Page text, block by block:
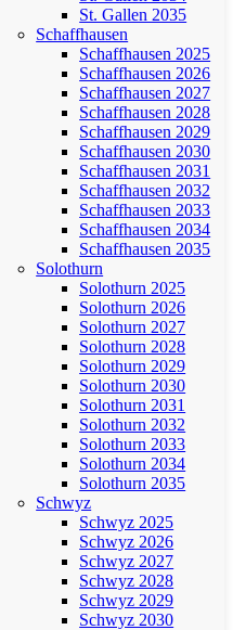
St. Gallen 2035
Schaffhausen
Schaffhausen 2025
Schaffhausen 2026
Schaffhausen 2027
Schaffhausen 2028
Schaffhausen 2029
Schaffhausen 2030
Schaffhausen 2031
Schaffhausen 2032
Schaffhausen 2033
Schaffhausen 2034
Schaffhausen 2035
Solothurn
Solothurn 2025
Solothurn 2026
Solothurn 2027
Solothurn 2028
Solothurn 2029
Solothurn 2030
Solothurn 2031
Solothurn 2032
Solothurn 2033
Solothurn 2034
Solothurn 2035
Schwyz
Schwyz 2025
Schwyz 2026
Schwyz 2027
Schwyz 2028
Schwyz 2029
Schwyz 2030